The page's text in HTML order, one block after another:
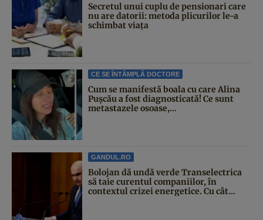
Secretul unui cuplu de pensionari care
nu are datorii: metoda plicurilor le-a
schimbat viața
CE SE ÎNTÂMPLĂ DOCTORE
Cum se manifestă boala cu care Alina
Pușcău a fost diagnosticată! Ce sunt
metastazele osoase,...
GANDUL.RO
Bolojan dă undă verde Transelectrica
să taie curentul companiilor, în
contextul crizei energetice. Cu cât...